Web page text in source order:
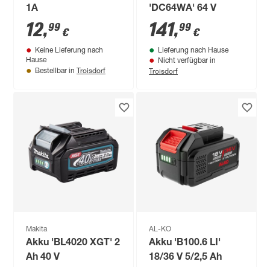
1A
12,99 €
Keine Lieferung nach
Hause
Bestellbar in Troisdorf
'DC64WA' 64 V
141,99 €
Lieferung nach Hause
Nicht verfügbar in
Troisdorf
Makita
Akku 'BL4020 XGT' 2
Ah 40 V
AL-KO
Akku 'B100.6 LI'
18/36 V 5/2,5 Ah